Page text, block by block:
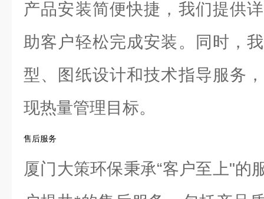
产品安装简便快捷，我们提供
助客户轻松完成安装。同时，
型、图纸设计和技术指导服务
现热量管理目标。
售后服务
厦门大策环保秉承“客户至上"的